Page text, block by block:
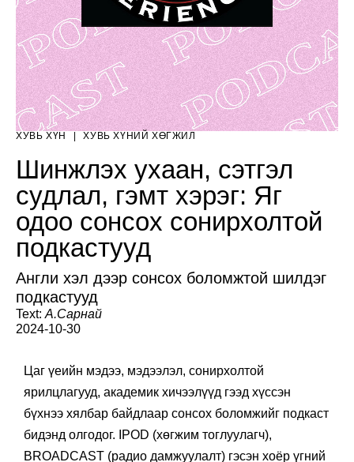
ХУВЬ ХҮН ХУВЬ ХҮНИЙ ХӨГЖИЛ
Шинжлэх ухаан, сэтгэл
судлал, гэмт хэрэг: Яг
одоо сонсох сонирхолтой
подкастууд
Англи хэл дээр сонсох боломжтой шилдэг
подкастууд
Text:А.Сарнай
2024-10-30
Цаг үеийн мэдээ, мэдээлэл, сонирхолтой
ярилцлагууд, академик хичээлүүд гээд хүссэн
бүхнээ хялбар байдлаар сонсох боломжийг подкаст
бидэнд олгодог. IPOD (хөгжим тоглуулагч),
BROADCAST (радио дамжуулалт) гэсэн хоёр үгний